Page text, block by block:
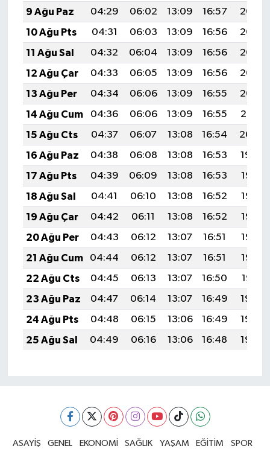
9 Ağu Paz
04:29 06:02 13:09 16:57
20:07
10 Ağu Pts
04:31 06:03 13:09 16:56
20:06
11 Ağu Sal
04:32 06:04 13:09 16:56
20:05
12 Ağu Çar
04:33 06:05 13:09 16:56
20:03
13 Ağu Per
04:34 06:06 13:09 16:55
20:02
14 Ağu Cum
04:36 06:06 13:09 16:55
20:01
15 Ağu Cts
04:37 06:07 13:08 16:54
20:00
16 Ağu Paz
04:38 06:08 13:08 16:53
19:59
17 Ağu Pts
04:39 06:09 13:08 16:53
19:57
18 Ağu Sal
04:41 06:10 13:08 16:52
19:56
19 Ağu Çar
04:42 06:11 13:08 16:52
19:55
20 Ağu Per
04:43 06:12 13:07 16:51
19:53
21 Ağu Cum
04:44 06:12 13:07 16:51
19:52
22 Ağu Cts
04:45 06:13 13:07 16:50
19:51
23 Ağu Paz
04:47 06:14 13:07 16:49
19:49
24 Ağu Pts
04:48 06:15 13:06 16:49
19:48
25 Ağu Sal
04:49 06:16 13:06 16:48 19:46
ASAYİŞ GENEL EKONOMİ SAĞLIK YAŞAM EĞİTİM
SPOR